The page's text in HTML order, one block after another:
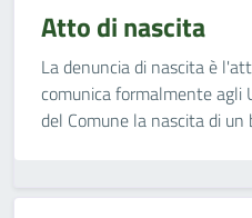
Atto di nascita
La denuncia di nascita è
comunica formalmente agli
del Comune la nascita di un